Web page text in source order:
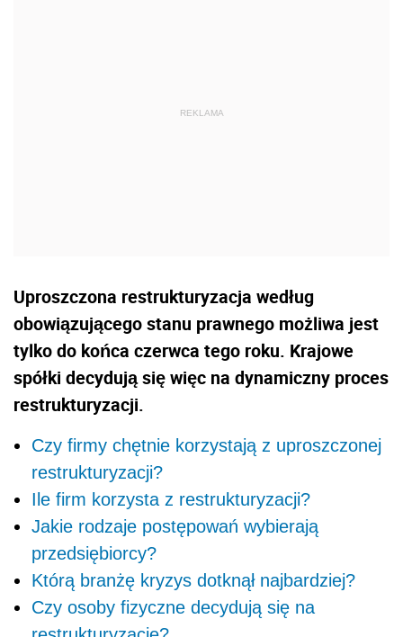
Uproszczona restrukturyzacja według
obowiązującego stanu prawnego możliwa jest
tylko do końca czerwca tego roku. Krajowe
spółki decydują się więc na dynamiczny proces
restrukturyzacji.
Czy firmy chętnie korzystają z uproszczonej
restrukturyzacji?
Ile firm korzysta z restrukturyzacji?
Jakie rodzaje postępowań wybierają
przedsiębiorcy?
Którą branżę kryzys dotknął najbardziej?
Czy osoby fizyczne decydują się na